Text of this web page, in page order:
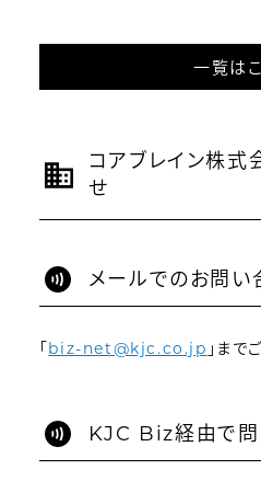
一覧は
コアブレイン株
せ
メールでのお問い
「biz-net@kjc.co.jp 」まで
KJC Biz経由で問